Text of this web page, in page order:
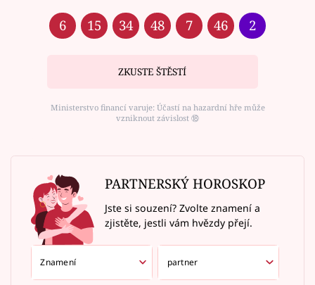
6 15 34 48 7 46 2
ZKUSTE ŠTĚSTÍ
Ministerstvo financí varuje: Účastí na hazardní hře může
vzniknout závislost ⑱
PARTNERSKÝ HOROSKOP
Jste si souzení? Zvolte znamení a
zjistěte, jestli vám hvězdy přejí.